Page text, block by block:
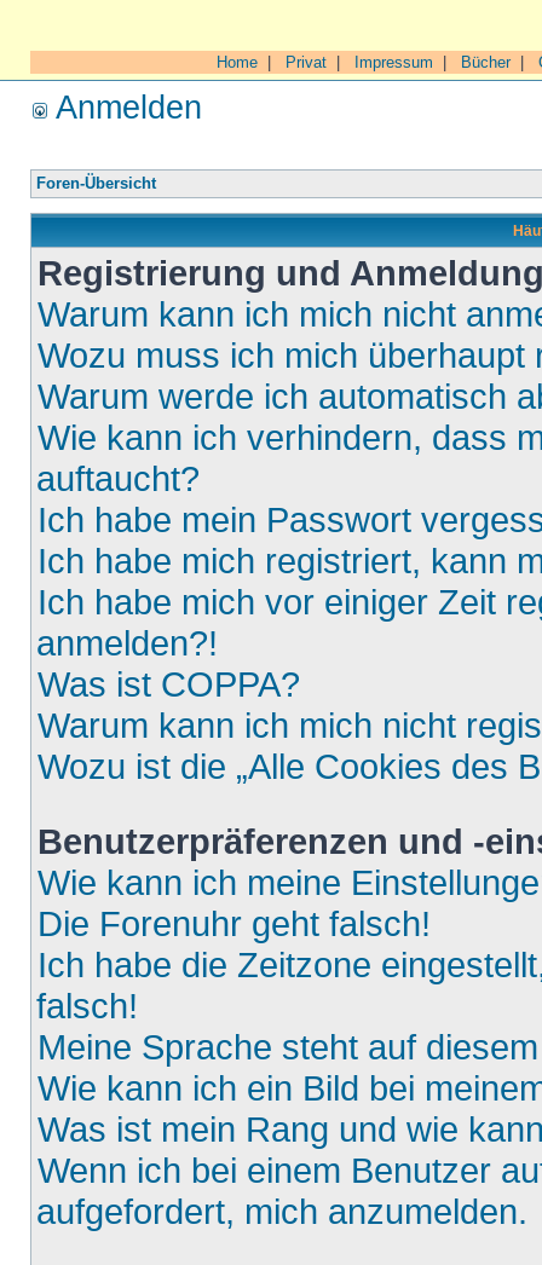
Home Privat Impressum Bücher|
Anmelden
Foren-Übersicht
Registrierung und
Warum kann ich mich nicht
Wozu muss ich mich überhaupt
Warum werde ich automatisch
Wie kann ich verhindern, dass
auftaucht?
Ich habe mein Passwort
Ich habe mich registriert, kann
Ich habe mich vor einiger Zeit
anmelden?!
Was ist COPPA?
Warum kann ich mich nicht
Wozu ist die „Alle Cookies des
Benutzerpräferenzen und -
Wie kann ich meine
Die Forenuhr geht falsch!
Ich habe die Zeitzone
falsch!
Meine Sprache steht auf
Wie kann ich ein Bild bei
Was ist mein Rang und wie
Wenn ich bei einem Benutzer
aufgefordert, mich anzumelden.